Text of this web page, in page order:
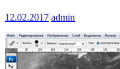
12.02.2017 admin